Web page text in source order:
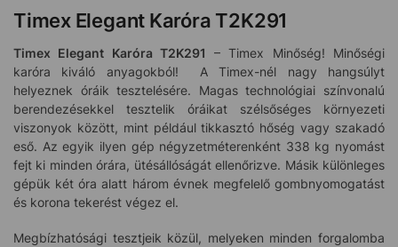
Timex Elegant Karóra T2K291
Timex Elegant Karóra T2K291
– Timex Minőség! Minőségi
karóra kiváló anyagokból! A Timex-nél nagy hangsúlyt
helyeznek óráik tesztelésére. Magas technológiai színvonalú
berendezésekkel tesztelik óráikat szélsőséges környezeti
viszonyok között, mint például tikkasztó hőség vagy szakadó
eső. Az egyik ilyen gép négyzetméterenként 338 kg nyomást
fejt ki minden órára, ütésállóságát ellenőrizve. Másik különleges
gépük két óra alatt három évnek megfelelő gombnyomogatást
és korona tekerést végez el.
Megbízhatósági tesztjeik közül, melyeken minden forgalomba